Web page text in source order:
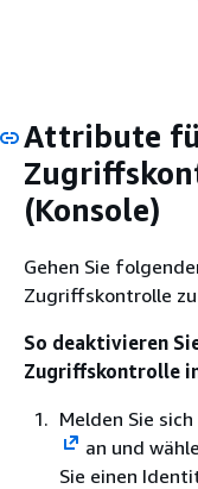
Attribute
(Konsole)
Gehen Sie
Zugriffskontrolle
So deaktivieren
Zugriffskontrolle
Melden Sie
an und
Sie einen